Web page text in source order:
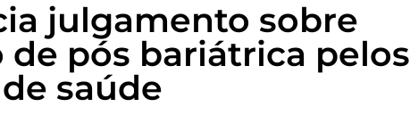
julgamento sobre
de pós bariátrica pelos
saúde